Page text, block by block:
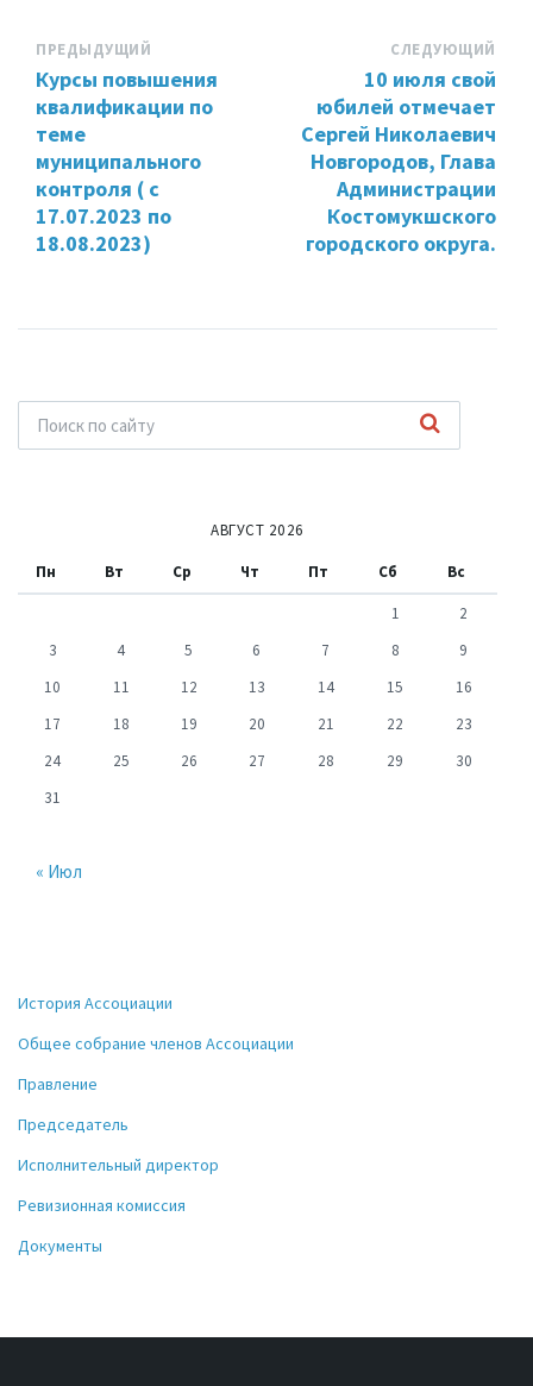
ПРЕДЫДУЩИЙ
Курсы повышения
квалификации по
теме
муниципального
контроля ( с
17.07.2023 по
18.08.2023)
СЛЕДУЮЩИЙ
10 июля свой
юбилей отмечает
Сергей Николаевич
Новгородов, Глава
Администрации
Костомукшского
городского округа.
АВГУСТ 2026
Пн Вт Ср Чт Пт Сб Вс
1
2
3
4 5 6 7 8
9
10
11 12 13 14 15
16
17
18 19 20 21 22
23
24
25 26 27 28 29
30
31
« Июл
История Ассоциации
Общее собрание членов Ассоциации
Правление
Председатель
Исполнительный директор
Ревизионная комиссия
Документы